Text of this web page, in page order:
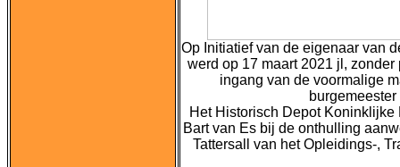
Op Initiatief van de eigenaar van
werd op 17 maart 2021 jl,
ingang van de voormalige
Het Historisch Depot
Bart van Es bij de onthulling
Tattersall van hetOpleidings-,